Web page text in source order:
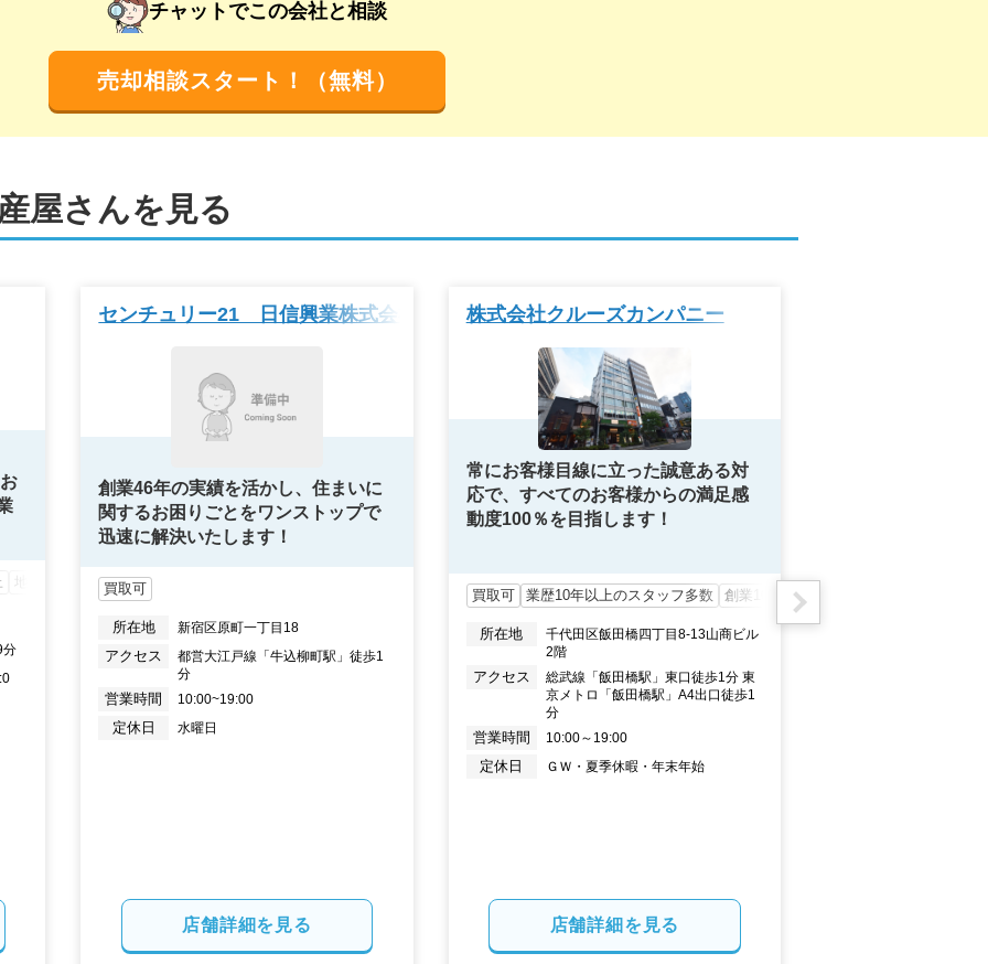
チャットでこの会社と相談
売却相談スタート！（無料）
屋さんを見る
地元密着
分
センチュリー21 日信興業株式会社
創業46年の実績を活かし、住まいに
関するお困りごとをワンストップで
迅速に解決いたします！
買取可
所在地 新宿区原町一丁目18
アクセス
都営大江戸線「牛込柳町駅」徒歩1
分
営業時間 10:00~19:00
定休日 水曜日
店舗詳細を見る
株式会社クルーズカンパニー
常にお客様目線に立った誠意ある対
応で、すべてのお客様からの満足感
動度100％を目指します！
買取可 業歴10年以上のスタッフ多数 創業10年以上
所在地
千代田区飯田橋四丁目8-13山商ビル
2階
アクセス
総武線「飯田橋駅」東口徒歩1分 東
京メトロ「飯田橋駅」A4出口徒歩1
分
営業時間 10:00～19:00
定休日 ＧＷ・夏季休暇・年末年始
店舗詳細を見る